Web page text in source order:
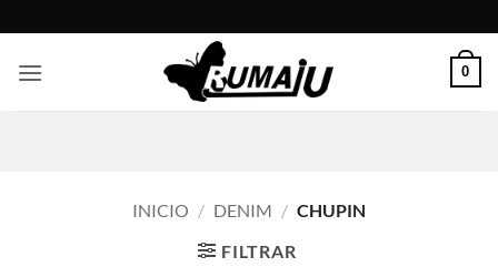
al
contenido
0
INICIO / DENIM / CHUPIN
FILTRAR